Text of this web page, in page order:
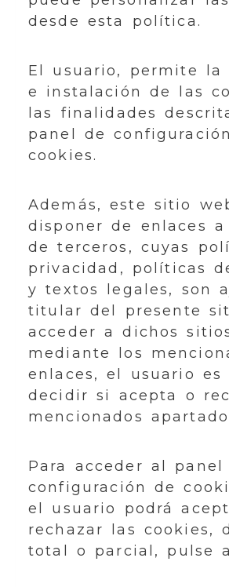
desde esta política.
El usuario, permite la
e instalación de las
las finalidades
panel de
cookies.
Además, este sitio
disponer de enlaces
de terceros, cuyas
privacidad, políticas
y textos legales, son
titular del presente
acceder a dichos
mediante los
enlaces, el usuario es
decidir si acepta o
mencionados
Para acceder al panel
configuración de
el usuario podrá
rechazar las cookies,
total o parcial, pulse